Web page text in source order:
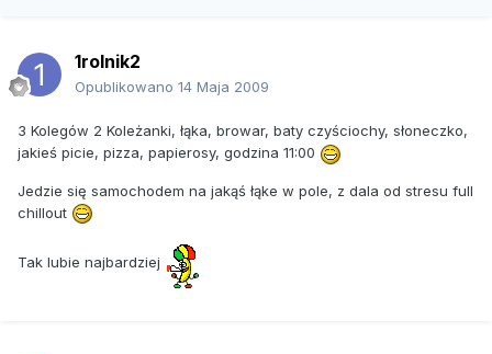
1rolnik2
Opublikowano 14 Maja 2009
3 Kolegów 2 Koleżanki, łąka, browar, baty czyściochy, słoneczko,
jakieś picie, pizza, papierosy, godzina 11:00
Jedzie się samochodem na jakąś łąke w pole, z dala od stresu full
chillout
Tak lubie najbardziej